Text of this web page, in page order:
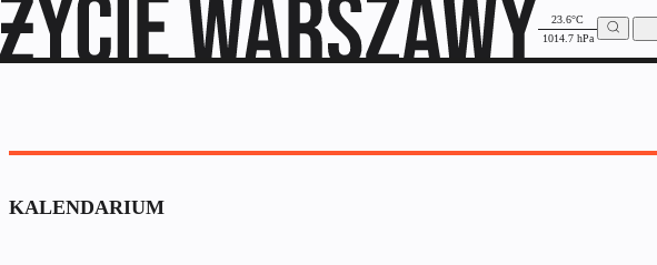
23.6°C
1014.7 hPa
KALENDARIUM